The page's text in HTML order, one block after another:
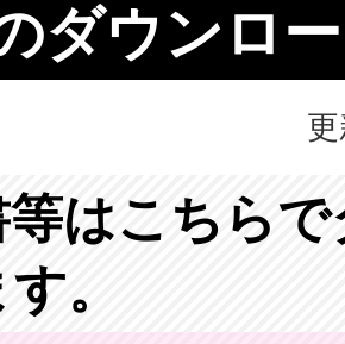
ダウンロ
等はこちら
。